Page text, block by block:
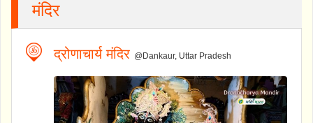
मंदिर
द्रोणाचार्य मंदिर @Dankaur, Uttar Pradesh